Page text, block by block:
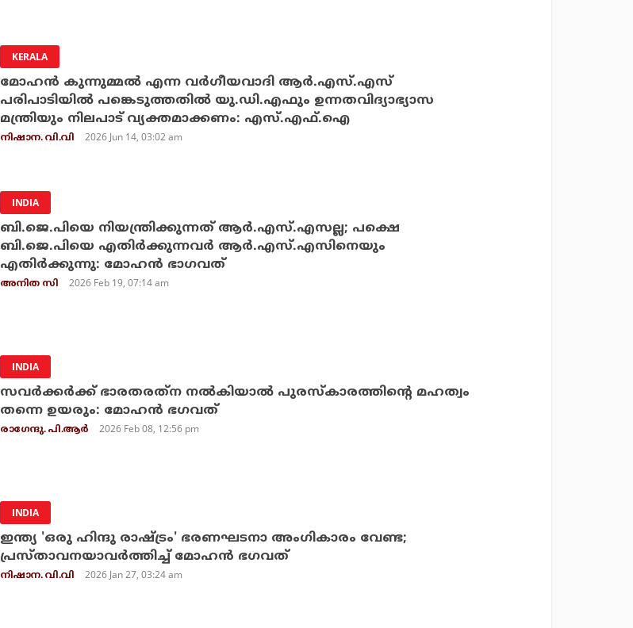
KERALA
മോഹന്‍ കുന്നുമ്മല്‍ എന്ന വര്‍ഗീയവാദി ആര്‍.എസ്.എസ്
പരിപാടിയില്‍ പങ്കെടുത്തതില്‍ യു.ഡി.എഫും ഉന്നതവിദ്യാഭ്യാസ
മന്ത്രിയും നിലപാട് വ്യക്തമാക്കണം: എസ്.എഫ്.ഐ
നിഷാന. വി.വി 2026 Jun 14, 03:02 am
INDIA
ബി.ജെ.പിയെ നിയന്ത്രിക്കുന്നത് ആര്‍.എസ്.എസല്ല; പക്ഷെ
ബി.ജെ.പിയെ എതിര്‍ക്കുന്നവര്‍ ആര്‍.എസ്.എസിനെയും
എതിര്‍ക്കുന്നു: മോഹന്‍ ഭാഗവത്
അനിത സി 2026 Feb 19, 07:14 am
INDIA
സവര്‍ക്കര്‍ക്ക് ഭാരതരത്‌ന നല്‍കിയാല്‍ പുരസ്‌കാരത്തിന്റെ മഹത്വം
തന്നെ ഉയരും: മോഹന്‍ ഭഗവത്
രാഗേന്ദു. പി.ആര്‍ 2026 Feb 08, 12:56 pm
INDIA
ഇന്ത്യ 'ഒരു ഹിന്ദു രാഷ്ട്രം' ഭരണഘടനാ അംഗികാരം വേണ്ട;
പ്രസ്താവനയാവര്‍ത്തിച്ച് മോഹന്‍ ഭഗവത്
നിഷാന. വി.വി 2026 Jan 27, 03:24 am